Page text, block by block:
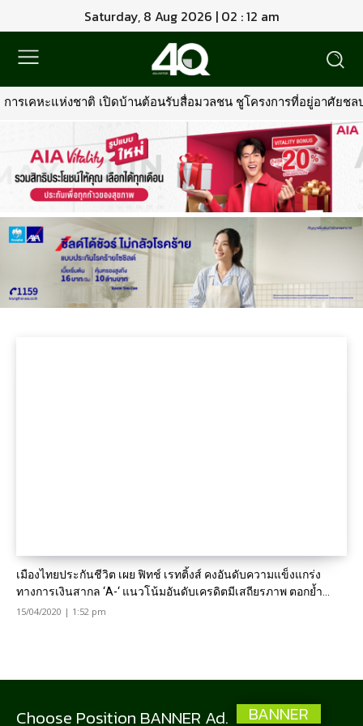
Saturday, 8 Aug 2026 | 02 : 12 am
รเคหะแห่งชาติ เปิดบ้านต้อนรับสื่อมวลชน ชูโครงการที่อยู่อาศัยชล
เมืองไทยประกันชีวิต เผย ฟิทช์ เรทติ้งส์ คงอันดับความแข็งแกร่ง
ทางการเงินสากล ‘A-‘ แนวโน้มอันดับเครดิตมีเสถียรภาพ ตอกย้ำ...
15/04/2020 | 1:52 pm
Choose Position BANNER Ad. BANNER